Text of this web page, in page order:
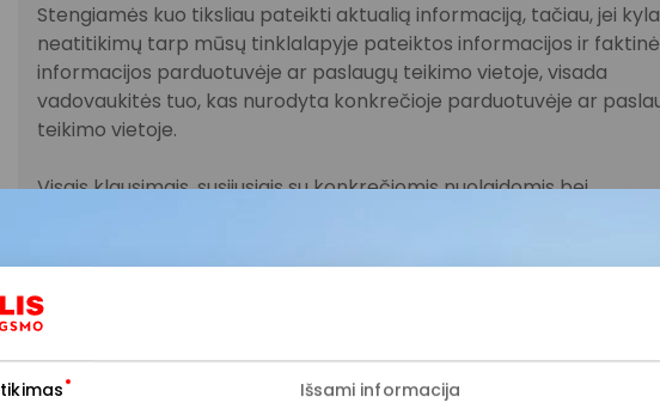
Išsami informacija
Stengiamės kuo tiksliau pateikti aktualią informaciją, tačiau, jei kyla
neatitikimų tarp mūsų tinklalapyje pateiktos informacijos ir
informacijos parduotuvėje ar paslaugų teikimo vietoje, visada
vadovaukitės tuo, kas nurodyta konkrečioje parduotuvėje ar
teikimo vietoje.
Visais klausimais, susijusiais su konkrečiomis nuolaidomis bei